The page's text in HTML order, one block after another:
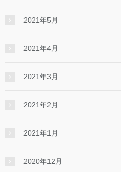
2021年5月
2021年4月
2021年3月
2021年2月
2021年1月
2020年12月